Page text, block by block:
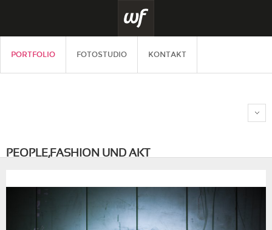
PORTFOLIO FOTOSTUDIO KONTAKT
PEOPLE,FASHION UND AKT